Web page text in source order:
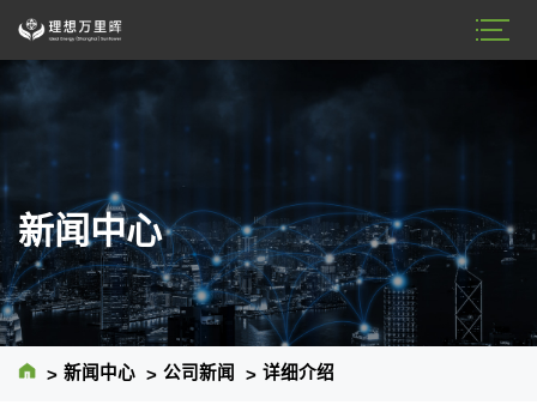
新闻中心
> 新闻中心 > 公司新闻 > 详细介绍